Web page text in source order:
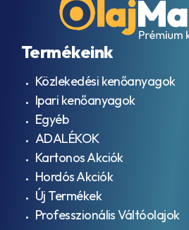
Termékeink
Közlekedési kenőanyagok
Ipari kenőanyagok
Egyéb
ADALÉKOK
Kartonos Akciók
Hordós Akciók
Új Termékek
Professzionális Váltóolajok